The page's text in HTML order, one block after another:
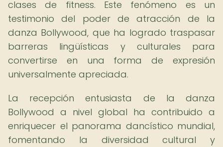
clases de fitness. Este fenómeno es un
testimonio del poder de atracción de la
danza Bollywood, que ha logrado traspasar
barreras lingüísticas y culturales para
convertirse en una forma de expresión
universalmente apreciada.
La recepción entusiasta de la danza
Bollywood a nivel global ha contribuido a
enriquecer el panorama dancístico mundial,
fomentando la diversidad cultural y